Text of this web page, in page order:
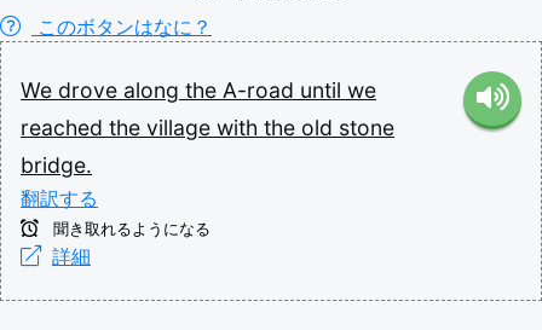
このボタンはなに？
We drove along the A-road until we
reached the village with the old stone
bridge.
翻訳する
聞き取れるようになる
詳細